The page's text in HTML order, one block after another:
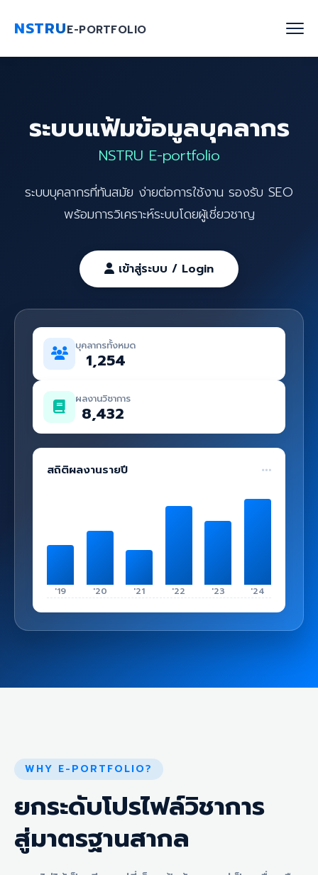
NSTRUE-PORTFOLIO
ค้นหาบุคลากร
งานวิจัย
เกี่ยวกับเรา
ติดต่อเรา
ระบบแฟ้มข้อมูลบุคลากร
NSTRU E-portfolio
ระบบบุคลากรที่ทันสมัย ง่ายต่อการใช้งาน รองรับ SEO
พร้อมการวิเคราะห์ระบบโดยผู้เชี่ยวชาญ
เข้าสู่ระบบ / Login
บุคลากรทั้งหมด
1,254
ผลงานวิชาการ
8,432
สถิติผลงานรายปี
'19 '20 '21 '22 '23 '24
WHY E-PORTFOLIO?
ยกระดับโปรไฟล์วิชาการ
สู่มาตรฐานสากล